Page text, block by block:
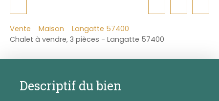
Vente Maison
Langatte 57400
Chalet à vendre, 3 pièces - Langatte 57400
Descriptif du bien